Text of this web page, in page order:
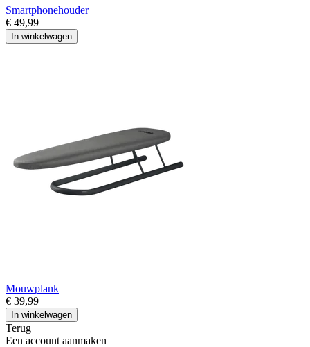
Smartphonehouder
€ 49,99
In winkelwagen
Mouwplank
€ 39,99
In winkelwagen
Terug
Een account aanmaken